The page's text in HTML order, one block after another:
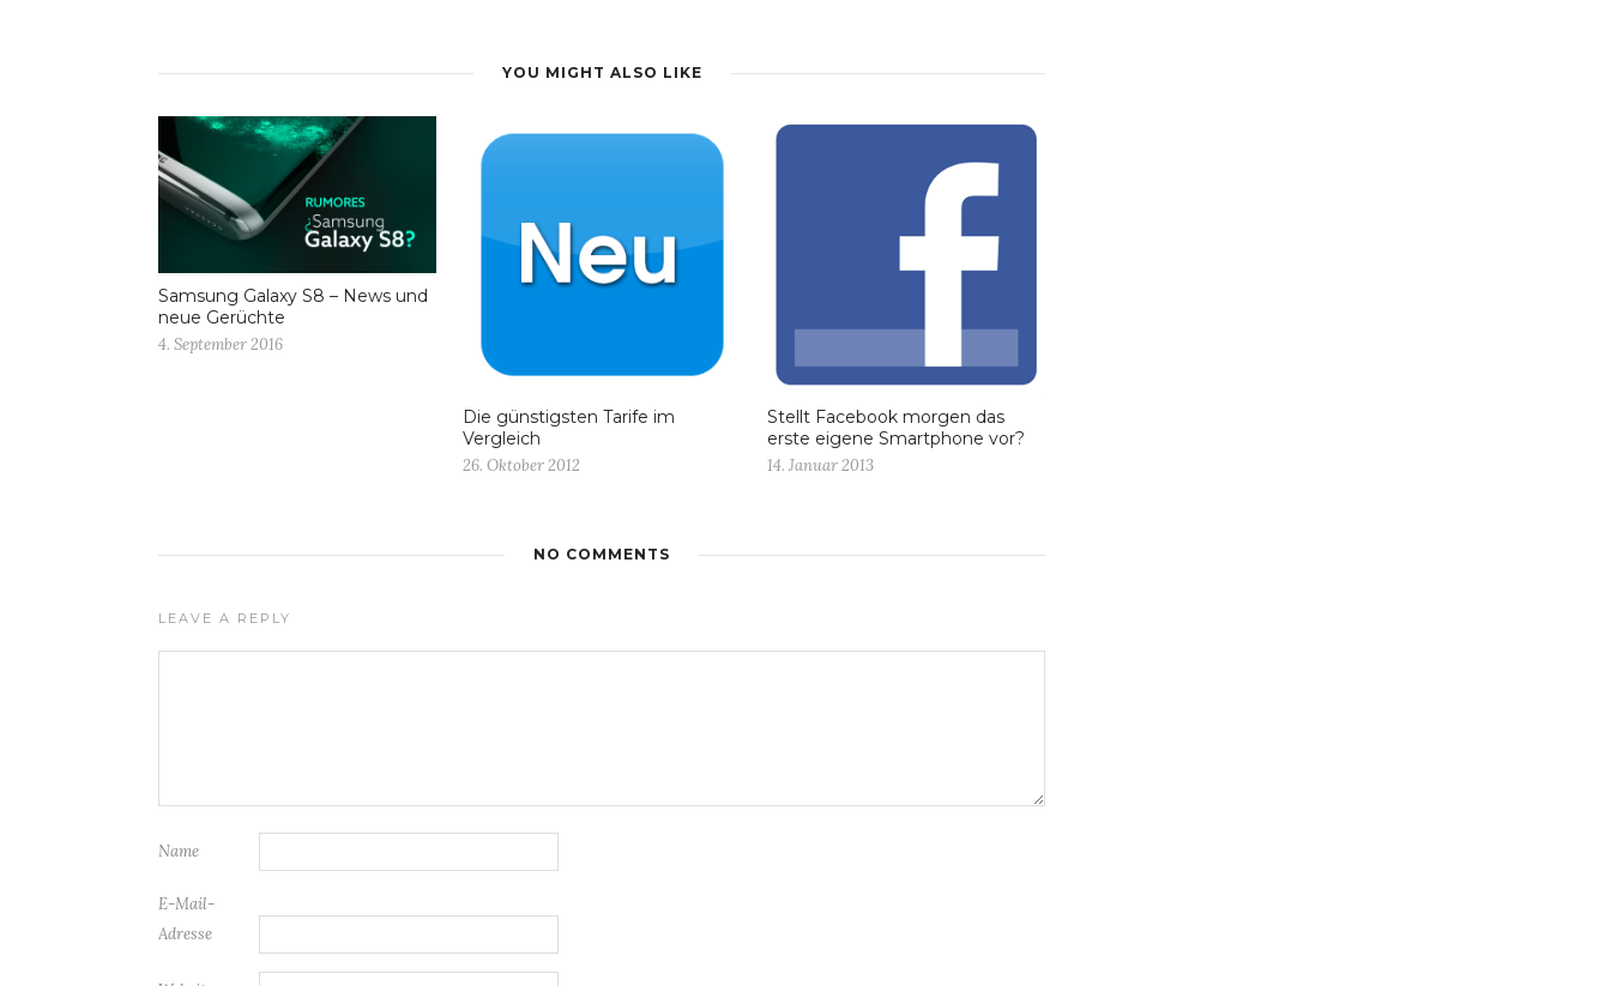
YOU MIGHT ALSO LIKE
Samsung Galaxy S8 – News und
neue Gerüchte
4. September 2016
Die günstigsten Tarife im
Vergleich
26. Oktober 2012
Stellt Facebook morgen das
erste eigene Smartphone vor?
14. Januar 2013
NO COMMENTS
LEAVE A REPLY
Name
E-Mail-
Adresse